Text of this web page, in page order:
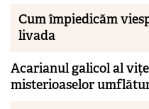
Cum împiedicăm
livada
Acarianul galicol al
misterioaselor